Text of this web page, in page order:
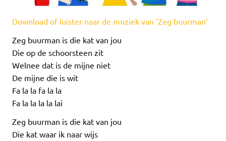
Download of luister naar de muziek van ‘Zeg buurman’
Zeg buurman is die kat van jou
Die op de schoorsteen zit
Welnee dat is de mijne niet
De mijne die is wit
Fa la la fa la la
Fa la la la la lai
Zeg buurman is die kat van jou
Die kat waar ik naar wijs